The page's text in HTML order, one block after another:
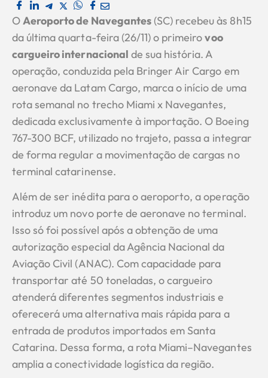
OAeroporto de Navegantes(SC) recebeu às 8h15
da última quarta-feira (26/11) o primeirovoo
cargueiro internacional de sua história. A
operação, conduzida pela Bringer Air Cargo em
aeronave da Latam Cargo, marca o início de uma
rota semanal no trecho Miami x Navegantes,
dedicada exclusivamente à importação. O Boeing
767-300 BCF, utilizado no trajeto, passa a integrar
de forma regular a movimentação de cargas no
terminal catarinense.
Além de ser inédita para o aeroporto, a operação
introduz um novo porte de aeronave no terminal.
Isso só foi possível após a obtenção de uma
autorização especial da Agência Nacional da
Aviação Civil (ANAC). Com capacidade para
transportar até 50 toneladas, o cargueiro
atenderá diferentes segmentos industriais e
oferecerá uma alternativa mais rápida para a
entrada de produtos importados em Santa
Catarina. Dessa forma, a rota Miami–Navegantes
amplia a conectividade logística da região.